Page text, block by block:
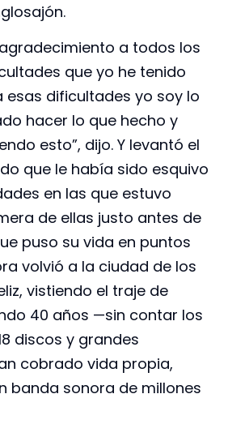
a todos los
que yo he tenido
esas dificultades yo soy lo
hacer lo que hecho y
esto”, dijo. Y levantó el
que le había sido esquivo
en las que estuvo
de ellas justo antes de
puso su vida en puntos
volvió a la ciudad de los
vistiendo el traje de
40 años —sin contar los
discos y grandes
cobrado vida propia,
banda sonora de millones